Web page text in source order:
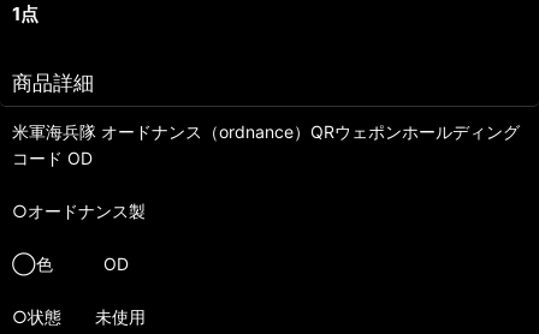
1点
商品詳細
米軍海兵隊 オードナンス（ordnance）QRウェポンホールディング
コード OD
○オードナンス製
◯色 OD
○状態 未使用